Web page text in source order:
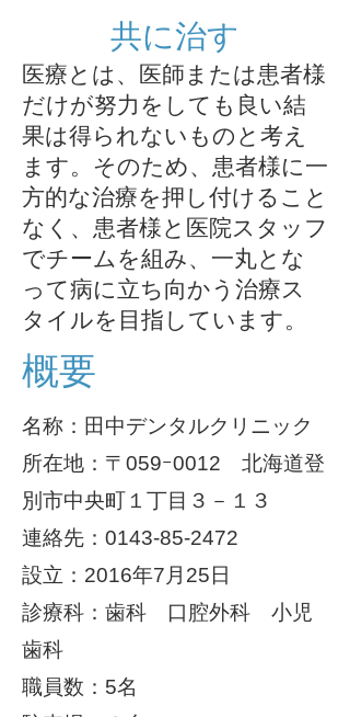
共に治す
​医療とは、医師または患者様
だけが努力をしても良い結
果は得られないものと考え
ます。そのため、患者様に一
方的な治療を押し付けること
なく、患者様と医院スタッフ
でチームを組み、一丸とな
って病に立ち向かう治療ス
タイルを目指しています。
概要
名称：田中デンタルクリニック
所在地：〒059ｰ0012 北海道登
別市中央町１丁目３－１３
連絡先：0143-85-2472
設立：2016年7月25日
診療科：歯科 口腔外科 小児
歯科
職員数：5名